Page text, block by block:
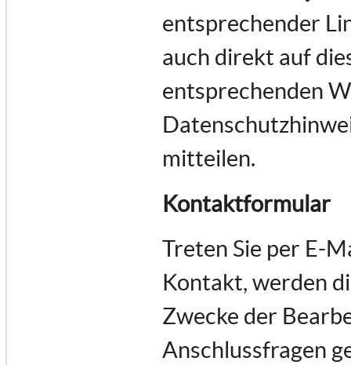
entsprechender
auch direkt auf
entsprechenden
mitteilen.
Kontaktformular
Treten Sie per E-
Kontakt, werden
Zwecke der
Anschlussfragen